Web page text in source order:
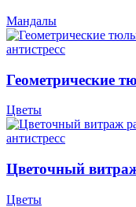
Мандалы
Геометрические
Цветы
Цветочный
Цветы